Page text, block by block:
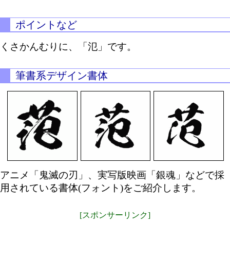
ポイントなど
くさかんむりに、「氾」です。
筆書系デザイン書体
アニメ「鬼滅の刃」、実写版映画「銀魂」などで採
用されている書体(フォント)をご紹介します。
[スポンサーリンク]